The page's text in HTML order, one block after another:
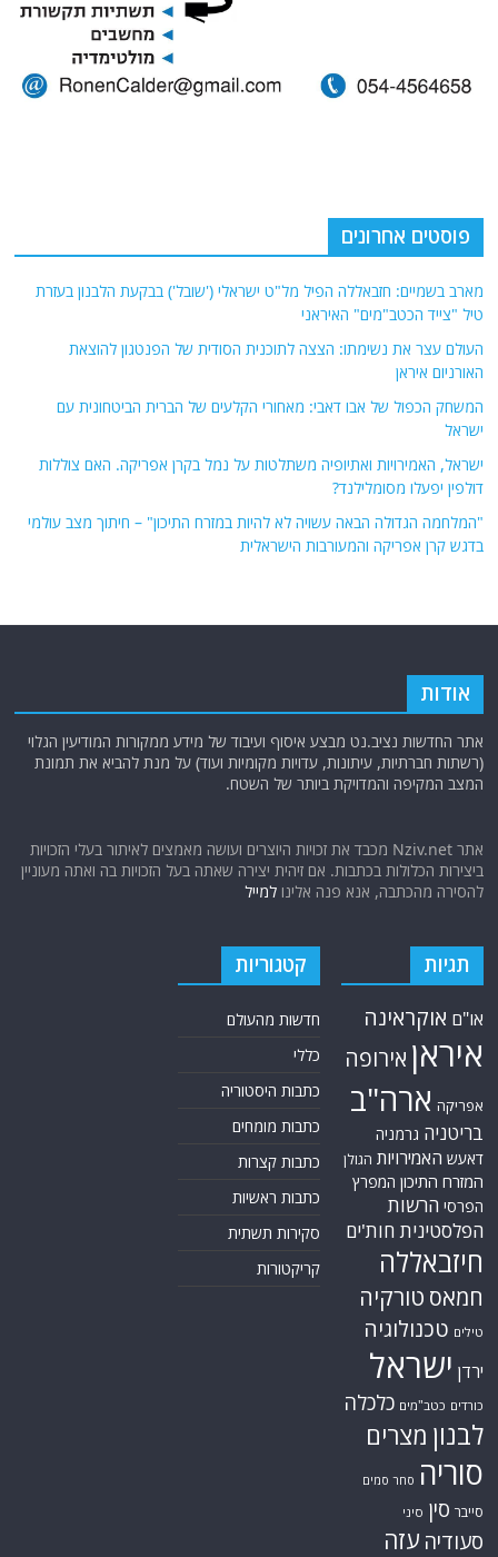
פוסטים אחרונים
מארב בשמיים: חזבאללה הפיל מל"ט ישראלי ('שובל') בבקעת הלבנון בעזרת
טיל "צייד הכטב"מים" האיראני
העולם עצר את נשימתו: הצצה לתוכנית הסודית של הפנטגון להוצאת
האורניום איראן
המשחק הכפול של אבו דאבי: מאחורי הקלעים של הברית הביטחונית עם
ישראל
ישראל, האמירויות ואתיופיה משתלטות על נמל בקרן אפריקה. האם צוללות
דולפין יפעלו מסומלילנד?
"המלחמה הגדולה הבאה עשויה לא להיות במזרח התיכון" – חיתוך מצב עולמי
אודות
אתר החדשות נציב.נט מבצע איסוף ועיבוד של מידע ממקורות המודיעין הגלוי
(רשתות חברתיות, עיתונות, עדויות מקומיות ועוד) על מנת להביא את תמונת
אתר Nziv.net מכבד את זכויות היוצרים ועושה מאמצים לאיתור בעלי הזכויות
ביצירות הכלולות בכתבות. אם זיהית יצירה שאתה בעל הזכויות בה ואתה מעוניין
תגיות
או"םאוקראינה
איראןאירופה
אפריקה ארה"ב
בריטניה גרמניה
דאעש האמירויות הגולן
המזרח התיכון המפרץ
הפרסי הרשות
הפלסטיניתחות'ים
חיזבאללה
חמאס טורקיה
טכנולוגיה
ירדן ישראל
כורדים כטב"מים כלכלה
לבנוןמצרים
סוריה סחר סמים
סייבר סין סיני
קטגוריות
חדשות מהעולם
כללי
כתבות היסטוריה
כתבות מומחים
כתבות קצרות
כתבות ראשיות
סקירות תשתית